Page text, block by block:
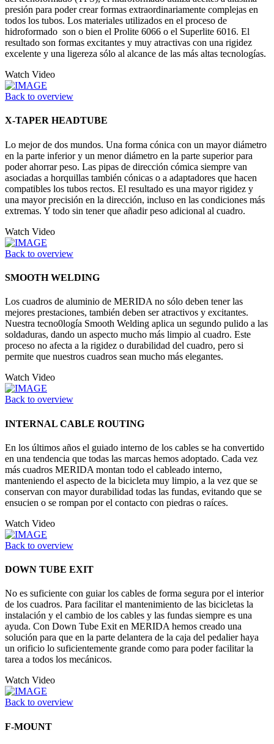
presión para poder crear formas extraordinariamente complejas en
todos los tubos. Los materiales utilizados en el proceso de
hidroformado son o bien el Prolite 6066 o el Superlite 6016. El
resultado son formas excitantes y muy atractivas con una rigidez
excelente y una ligereza sólo al alcance de las más altas tecnologías.
Watch Video
Back to overview
X-TAPER HEADTUBE
Lo mejor de dos mundos. Una forma cónica con un mayor diámetro
en la parte inferior y un menor diámetro en la parte superior para
poder ahorrar peso. Las pipas de dirección cómica siempre van
asociadas a horquillas también cónicas o a adaptadores que hacen
compatibles los tubos rectos. El resultado es una mayor rigidez y
una mayor precisión en la dirección, incluso en las condiciones más
extremas. Y todo sin tener que añadir peso adicional al cuadro.
Watch Video
Back to overview
SMOOTH WELDING
Los cuadros de aluminio de MERIDA no sólo deben tener las
mejores prestaciones, también deben ser atractivos y excitantes.
Nuestra tecno0logía Smooth Welding aplica un segundo pulido a las
soldaduras, dando un aspecto mucho más limpio al cuadro. Este
proceso no afecta a la rigidez o durabilidad del cuadro, pero si
permite que nuestros cuadros sean mucho más elegantes.
Watch Video
Back to overview
INTERNAL CABLE ROUTING
En los últimos años el guiado interno de los cables se ha convertido
en una tendencia que todas las marcas hemos adoptado. Cada vez
más cuadros MERIDA montan todo el cableado interno,
manteniendo el aspecto de la bicicleta muy limpio, a la vez que se
conservan con mayor durabilidad todas las fundas, evitando que se
ensucien o se rompan por el contacto con piedras o raíces.
Watch Video
Back to overview
DOWN TUBE EXIT
No es suficiente con guiar los cables de forma segura por el interior
de los cuadros. Para facilitar el mantenimiento de las bicicletas la
instalación y el cambio de los cables y las fundas siempre es una
ayuda. Con Down Tube Exit en MERIDA hemos creado una
solución para que en la parte delantera de la caja del pedalier haya
un orificio lo suficientemente grande como para poder facilitar la
tarea a todos los mecánicos.
Watch Video
Back to overview
F-MOUNT